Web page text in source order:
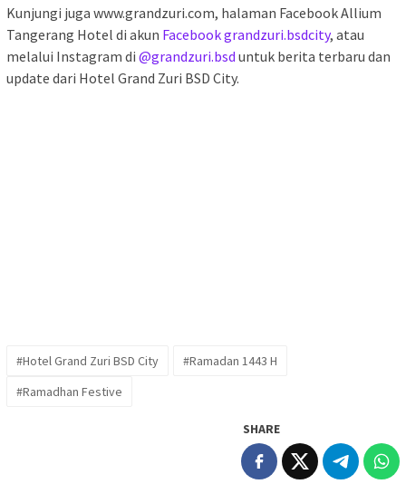
Kunjungi juga www.grandzuri.com, halaman Facebook Allium
Tangerang Hotel di akun Facebook grandzuri.bsdcity, atau
melalui Instagram di @grandzuri.bsd untuk berita terbaru dan
update dari Hotel Grand Zuri BSD City.
#Hotel Grand Zuri BSD City
#Ramadan 1443 H
#Ramadhan Festive
SHARE